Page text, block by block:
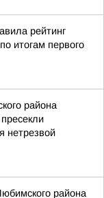
рейтинг
итогам первого
района
нетрезвой
района